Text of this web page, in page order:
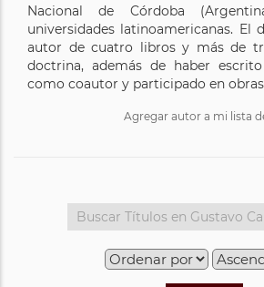
Nacional de Córdoba
universidades latinoamericanas. El
autor de cuatro libros y más de
doctrina, además de haber
como coautor y participado en
Agregar autor a mi lista